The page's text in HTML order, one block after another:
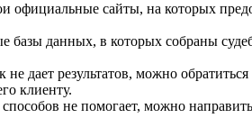
сайты, на которых
данных, в которых собраны
не дает результатов, можно
клиенту.
не помогает, можно